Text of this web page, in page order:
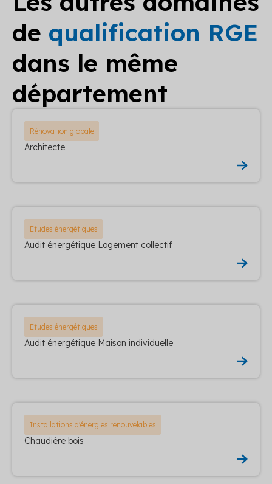
de qualification RGE
dans le même
département
Rénovation globale
Architecte
Etudes énergétiques
Audit énergétique Logement collectif
Etudes énergétiques
Audit énergétique Maison individuelle
Installations d'énergies renouvelables
Chaudière bois